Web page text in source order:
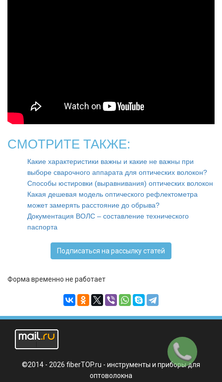
СМОТРИТЕ ТАКЖЕ:
Какие характеристики важны и какие не важны при
выборе сварочного аппарата для оптических волокон?
Способы юстировки (выравнивания) оптических волокон
Какая дешевая модель оптического рефлектометра
может замерять расстояние до обрыва?
Документация ВОЛС – составление технического
паспорта
Подписаться на рассылку статей
Форма временно не работает
©2014 - 2026 fiberTOP.ru - инструменты и приборы для
оптоволокна
Заказать
звонок